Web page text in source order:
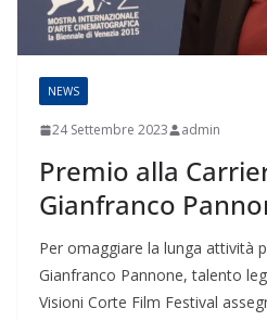
NEWS
24 Settembre 2023 admin
Premio alla
Gianfranco
Per omaggiare la lunga attività
Gianfranco Pannone, talento
Visioni Corte Film Festival